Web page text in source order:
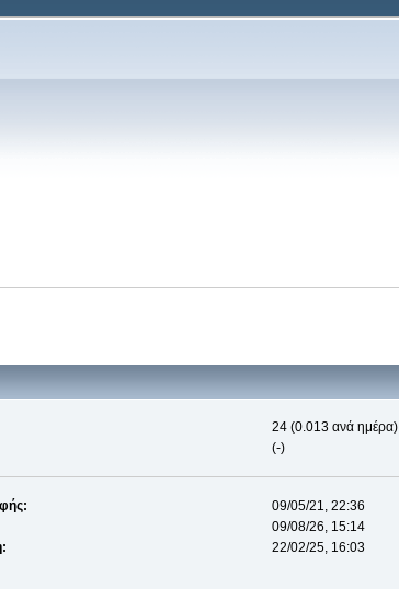
24 (0.013 ανά ημέρα)
(-)
09/05/21, 22:36
09/08/26, 15:14
22/02/25, 16:03